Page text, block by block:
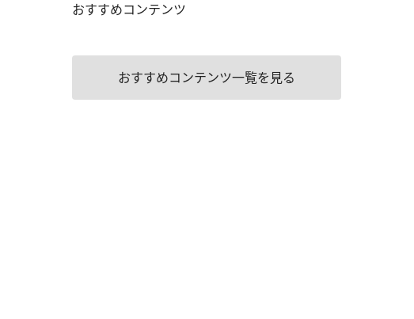
おすすめコンテンツ
おすすめコンテンツ一覧を見る